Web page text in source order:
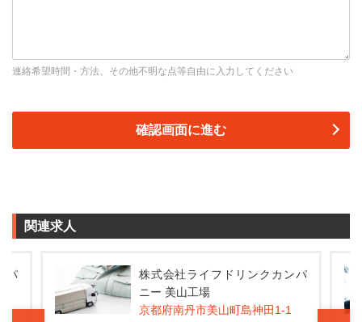
連絡希望時間・方法、その他不明な点等自由に入力してください
関連求人
パ
株式会社ライフドリンクカンパ
ニー 美山工場
京都府南丹市美山町島神田1-1